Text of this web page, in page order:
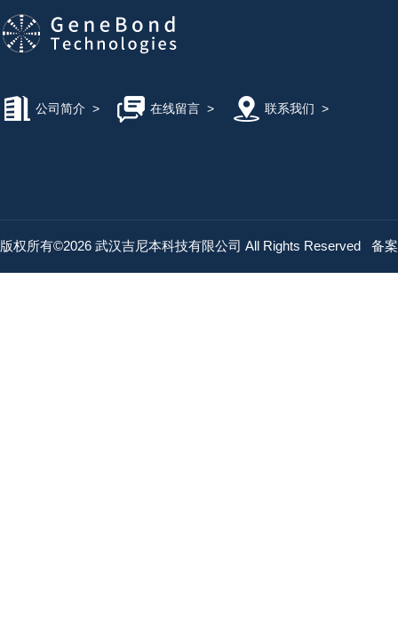
公司简介 > 在线留言> 联系我们 >
版权所有©2026 武汉吉尼本科技有限公司 All Rights Reserved 备